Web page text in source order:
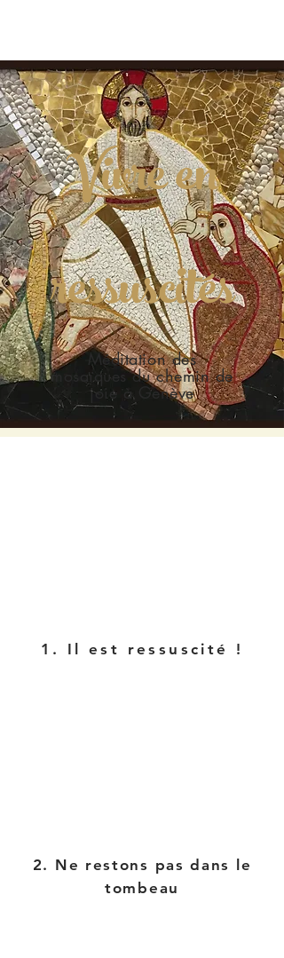
Vivre en
ressuscités
Méditation des
mosaïques du chemin de
joie à Genève
1. Il est ressuscité !
2. Ne restons pas dans le
tombeau